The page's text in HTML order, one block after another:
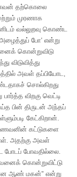
கணவன் தற்கொலை
முரணாக
வல்லுறவு கொண்ட
போ’ என்று
கொன்றுவிடு
விடுவித்து
அவள் தப்பியோட,
சொல்கிறது
விறகு வெட்டி
பின் திருடன் அந்தப்
கேட்கிறான்.
கட்டுகளை
அதற்கு அவள்
போவதில்லை.
கொன்றுவிட்டு
ஆண் மகன்” என்று